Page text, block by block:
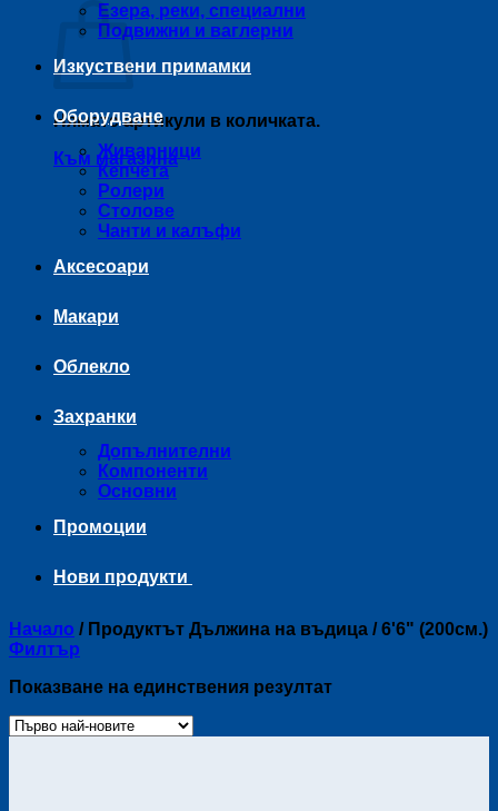
Нямате артикули в количката.
Към магазина
Езера, реки, специални
Подвижни и ваглерни
Изкуствени примамки
Оборудване
Живарници
Кепчета
Ролери
Столове
Чанти и калъфи
Аксесоари
Макари
Облекло
Захранки
Допълнителни
Компоненти
Основни
Промоции
Нови продукти
Начало /Продуктът Дължина на въдица /6'6" (200см.)
Филтър
Показване на единствения резултат